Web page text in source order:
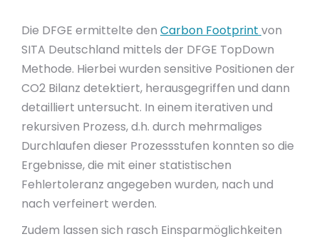
Die DFGE ermittelte den Carbon Footprint von
SITA Deutschland mittels der DFGE TopDown
Methode. Hierbei wurden sensitive Positionen der
CO2 Bilanz detektiert, herausgegriffen und dann
detailliert untersucht. In einem iterativen und
rekursiven Prozess, d.h. durch mehrmaliges
Durchlaufen dieser Prozessstufen konnten so die
Ergebnisse, die mit einer statistischen
Fehlertoleranz angegeben wurden, nach und
nach verfeinert werden.
Zudem lassen sich rasch Einsparmöglichkeiten